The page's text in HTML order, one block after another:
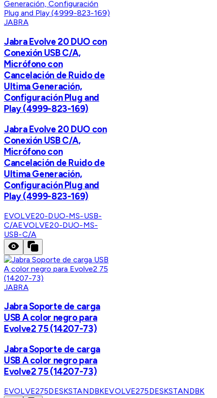
JABRA
Jabra Evolve 20 DUO con
Conexión USB C/A,
Micrófono con
Cancelación de Ruido de
Ultima Generación,
Configuración Plug and
Play (4999-823-169)
Jabra Evolve 20 DUO con
Conexión USB C/A,
Micrófono con
Cancelación de Ruido de
Ultima Generación,
Configuración Plug and
Play (4999-823-169)
EVOLVE20-DUO-MS-USB-
C/AEVOLVE20-DUO-MS-
USB-C/A
JABRA
Jabra Soporte de carga
USB A color negro para
Evolve2 75 (14207-73)
Jabra Soporte de carga
USB A color negro para
Evolve2 75 (14207-73)
EVOLVE275DESKSTANDBKEVOLVE275DESKSTANDBK